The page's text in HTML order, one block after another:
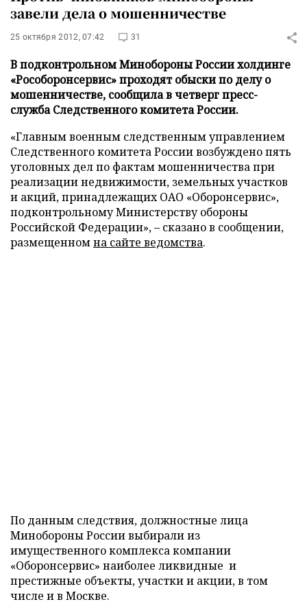
завели дела о мошенничестве
25 октября 2012, 07:42 31
В подконтрольном Минобороны России холдинге
«Рособоронсервис» проходят обыски по делу о
мошенничестве, сообщила в четверг пресс-
служба Следственного комитета России.
«Главным военным следственным управлением
Следственного комитета России возбуждено пять
уголовных дел по фактам мошенничества при
реализации недвижимости, земельных участков
и акций, принадлежащих ОАО «Оборонсервис»,
подконтрольному Министерству обороны
Российской Федерации», – сказано в сообщении,
размещенномна сайте ведомства.
По данным следствия, должностные лица
Минобороны России выбирали из
имущественного комплекса компании
«Оборонсервис» наиболее ликвидные и
престижные объекты, участки и акции, в том
числе и в Москве.